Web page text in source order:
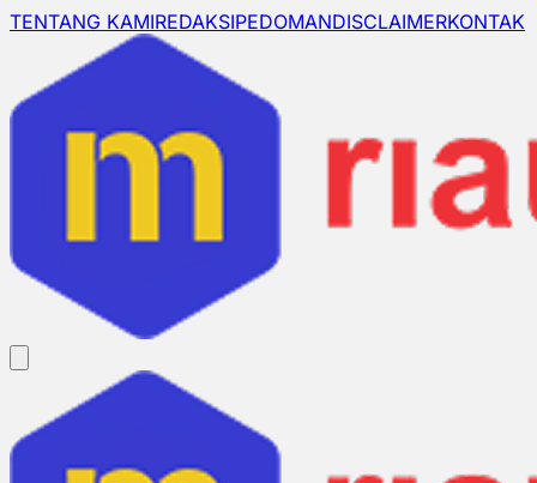
TENTANG KAMIREDAKSIPEDOMANDISCLAIMERKONTAK